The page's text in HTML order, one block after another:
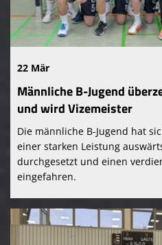
22 Mär
Männliche B-Jugend
und wird Vizemeister
Die männliche B-Jugend hat
einer starken Leistung
durchgesetzt und einen
eingefahren.